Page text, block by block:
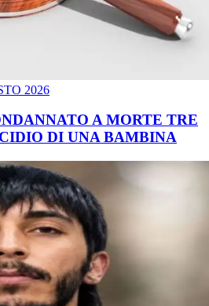
2026
A MORTE TRE
DI UNA BAMBINA